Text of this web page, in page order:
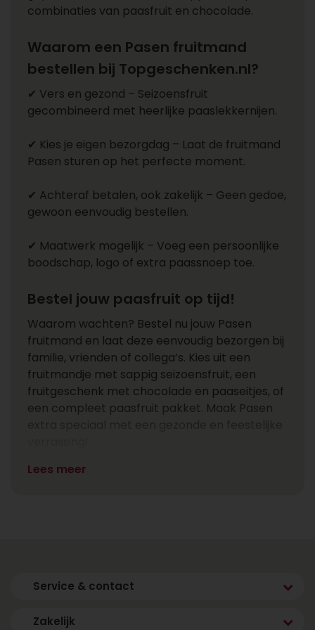
combinaties van paasfruit en chocolade.
Waarom een Pasen fruitmand
bestellen bij Topgeschenken.nl?
✔ Vers en gezond – Seizoensfruit
gecombineerd met heerlijke paaslekkernijen.
✔ Kies je eigen bezorgdag – Laat de fruitmand
Pasen sturen op het perfecte moment.
✔ Achteraf betalen, ook zakelijk – Geen gedoe,
gewoon eenvoudig bestellen.
✔ Maatwerk mogelijk – Voeg een persoonlijke
boodschap, logo of extra paassnoep toe.
Bestel jouw paasfruit op tijd!
Waarom wachten? Bestel nu jouw Pasen
fruitmand en laat deze eenvoudig bezorgen bij
familie, vrienden of collega’s. Kies uit een
fruitmandje met sappig seizoensfruit, een
fruitgeschenk met chocolade en paaseitjes, of
een compleet paasfruit pakket. Maak Pasen
Lees meer
Service & contact
Zakelijk